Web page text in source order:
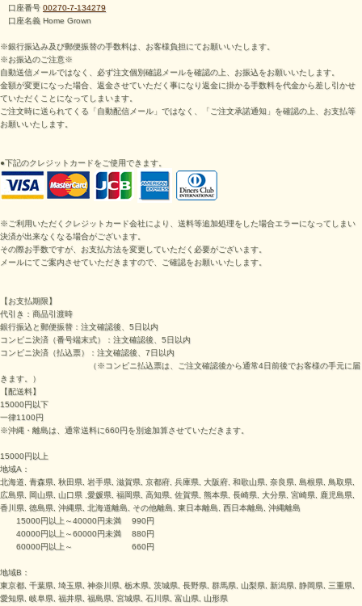
口座番号 00270-7-134279
口座名義 Home Grown
※銀行振込み及び郵便振替の手数料は、お客様負担にてお願いいたします。
※お振込のご注意※
自動送信メールではなく、必ず注文個別確認メールを確認の上、お振込をお願いいたします。
金額が変更になった場合、返金させていただく事になり返金に掛かる手数料を代金から差し引かせ
ていただくことになってしまいます。
ご注文時に送られてくる「自動配信メール」ではなく、「ご注文承諾通知」を確認の上、お支払等
お願いいたします。
●下記のクレジットカードをご使用できます。
※ご利用いただくクレジットカード会社により、送料等追加処理をした場合エラーになってしまい
決済が出来なくなる場合がございます。
その際お手数ですが、お支払方法を変更していただく必要がございます。
メールにてご案内させていただきますので、ご確認をお願いいたします。
【お支払期限】
代引き：商品引渡時
銀行振込と郵便振替：注文確認後、5日以内
コンビニ決済（番号端末式）： 注文確認後、5日以内
コンビニ決済（払込票）： 注文確認後、7日以内
（※コンビニ払込票は、ご注文確認後から通常4日前後でお客様の手元に届
きます。 ）
【配送料】
15000円以下
一律1100円
※沖縄・離島は、通常送料に660円を別途加算させていただきます。
15000円以上
地域A：
北海道, 青森県, 秋田県, 岩手県, 滋賀県, 京都府, 兵庫県, 大阪府, 和歌山県, 奈良県, 島根県, 鳥取県,
広島県, 岡山県, 山口県 ,愛媛県, 福岡県, 高知県, 佐賀県, 熊本県, 長崎県, 大分県, 宮崎県, 鹿児島県,
香川県, 徳島県, 沖縄県, 北海道離島, その他離島, 東日本離島, 西日本離島, 沖縄離島
15000円以上～40000円未満 990円
40000円以上～60000円未満 880円
60000円以上～ 660円
地域B：
東京都, 千葉県, 埼玉県, 神奈川県, 栃木県, 茨城県, 長野県, 群馬県, 山梨県, 新潟県, 静岡県, 三重県,
愛知県, 岐阜県, 福井県, 福島県, 宮城県, 石川県, 富山県, 山形県